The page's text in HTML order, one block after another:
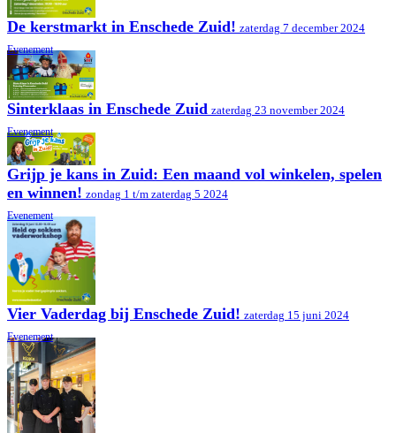
De kerstmarkt in Enschede Zuid! zaterdag 7 december 2024
Evenement
Sinterklaas in Enschede Zuid zaterdag 23 november 2024
Evenement
Grijp je kans in Zuid: Een maand vol winkelen, spelen
en winnen! zondag 1 t/m zaterdag 5 2024
Evenement
Vier Vaderdag bij Enschede Zuid! zaterdag 15 juni 2024
Evenement